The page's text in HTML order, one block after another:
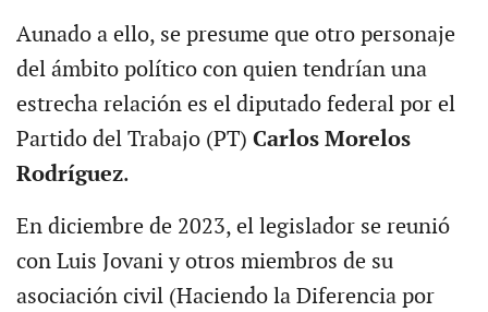
Aunado a ello, se presume que otro personaje
del ámbito político con quien tendrían una
estrecha relación es el diputado federal por el
Partido del Trabajo (PT) Carlos Morelos
Rodríguez.
En diciembre de 2023, el legislador se reunió
con Luis Jovani y otros miembros de su
asociación civil (Haciendo la Diferencia por